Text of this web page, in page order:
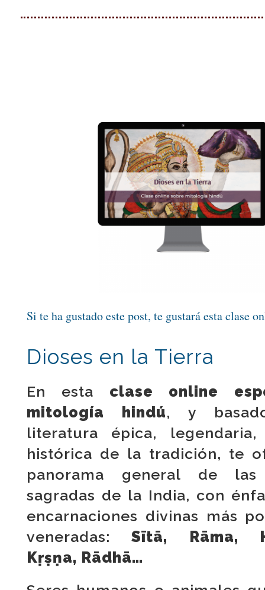
Si te ha gustado este post, te gustará esta clase
Dioses en la Tierra
En esta clase online
mitología hindú, y
literatura épica,
histórica de la tradición, te
panorama general de las
sagradas de la India, con
encarnaciones divinas más
veneradas:Sītā, Rāma,
Kṛṣṇa, Rādhā…